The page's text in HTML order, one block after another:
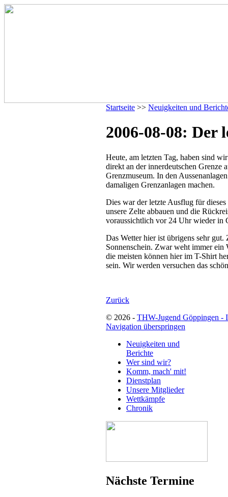
Startseite >> Neuigkeiten und
2006-08-08: Der
Heute, am letzten Tag, haben sind
direkt an der innerdeutschen Grenze
Grenzmuseum. In den
damaligen Grenzanlagen machen.
Dies war der letzte Ausflug für
unsere Zelte abbauen und die
voraussichtlich vor 24 Uhr wieder in
Das Wetter hier ist übrigens sehr
Sonnenschein. Zwar weht immer ein
die meisten können hier im T-Shirt
sein. Wir werden versuchen das
Zurück
© 2026 - THW-Jugend Göppingen -
Navigation überspringen
Neuigkeiten und
Berichte
Wer sind wir?
Komm, mach' mit!
Dienstplan
Unsere Mitglieder
Wettkämpfe
Chronik
Nächste Termine